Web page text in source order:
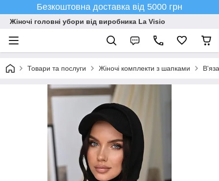
Безкоштовна доставка від 5000 грн
Жіночі головні убори від виробника La Visio
Товари та послуги Жіночі комплекти з шапками